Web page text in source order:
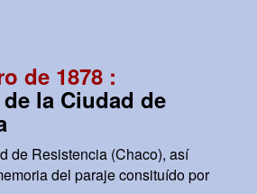
de 1878 :
la Ciudad de
de Resistencia (Chaco), así
del paraje consituído por